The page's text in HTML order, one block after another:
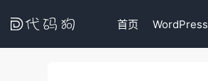
 首页 WordPress